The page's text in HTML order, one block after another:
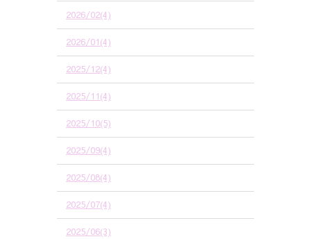
2026/02(4)
2026/01(4)
2025/12(4)
2025/11(4)
2025/10(5)
2025/09(4)
2025/08(4)
2025/07(4)
2025/06(3)